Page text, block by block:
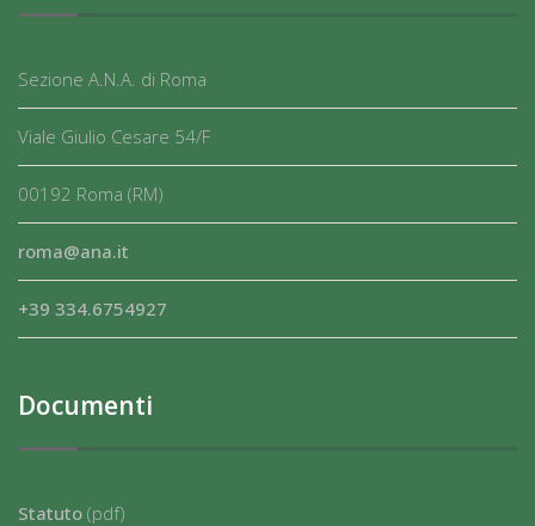
Sezione A.N.A. di Roma
Viale Giulio Cesare 54/F
00192 Roma (RM)
roma@ana.it
+39 334.6754927
Documenti
Statuto (pdf)